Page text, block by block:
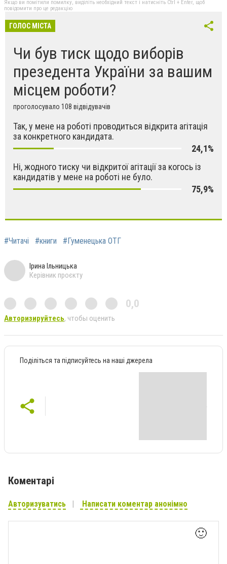
Якщо ви помітили помилку, виділіть необхідний текст і натисніть Ctrl + Enter, щоб
повідомити про це редакцію
ГОЛОС МІСТА
Чи був тиск щодо виборів
презедента України за вашим
місцем роботи?
проголосувало 108 відвідувачів
Так, у мене на роботі проводиться відкрита агітація
за конкретного кандидата.
24,1%
Ні, жодного тиску чи відкритої агітації за когось із
кандидатів у мене на роботі не було.
75,9%
#Читачі #книги #Гуменецька ОТГ
Ірина Ільницька
Керівник проєкту
0,0
Авторизируйтесь, чтобы оценить
Поділіться та підписуйтесь на наші джерела
Коментарі
Авторизуватись Написати коментар анонімно
🙂